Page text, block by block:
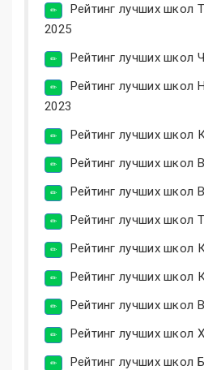
Рейтинг лучших школ
2025
Рейтинг лучших школ
Рейтинг лучших школ
2023
Рейтинг лучших школ
Рейтинг лучших школ
Рейтинг лучших школ
Рейтинг лучших школ
Рейтинг лучших школ
Рейтинг лучших школ
Рейтинг лучших школ
Рейтинг лучших школ
Рейтинг лучших школ